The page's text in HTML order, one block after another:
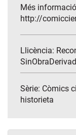
Més
http://
Llicència:
Sèrie: Còmics
historieta